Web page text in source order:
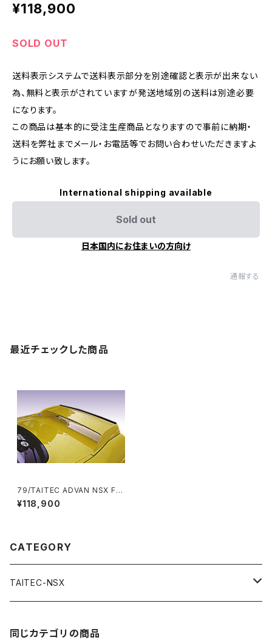
¥118,900
SOLD OUT
送料表示システムで送料表示部分を別途確認と表示が出来ない
為、無料と表示がされていますが発送地域別の送料は別途必要
になります。
この商品は基本的に受注生産商品となりますので事前に納期・
送料を弊社までメール・お電話等でお問い合わせいただきますよ
うにお願い致します。
International shipping available
Sold out
日本国内にお住まいの方向け
通報する
最近チェックした商品
79/TAITEC ADVAN NSX FR
P 02‘R Style Rr Wing (NA1)
＜受注生産商品＞
¥118,900
CATEGORY
TAITEC-NSX
同じカテゴリの商品